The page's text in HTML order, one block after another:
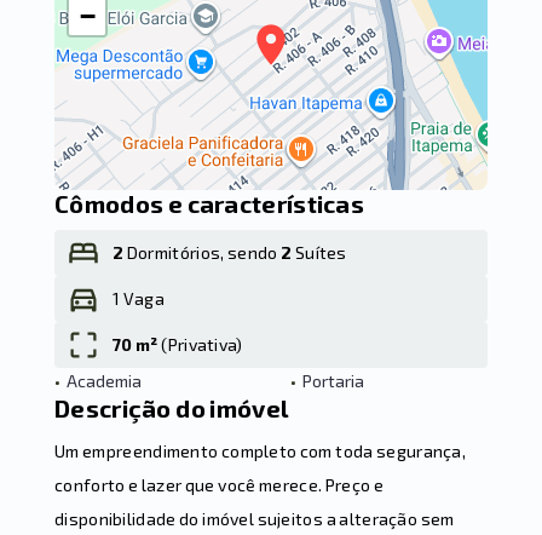
−
Cômodos e características
2 Dormitórios, sendo 2 Suítes
1 Vaga
70 m²(Privativa)
• Academia • Portaria
Descrição do imóvel
Um empreendimento completo com toda segurança,
conforto e lazer que você merece. Preço e
disponibilidade do imóvel sujeitos a alteração sem